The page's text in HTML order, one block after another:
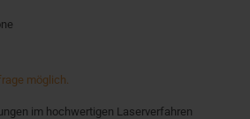
möglich.
im hochwertigen Laserverfahren